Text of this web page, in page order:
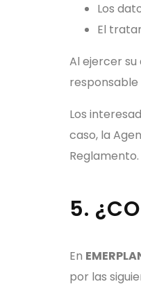
Los
El
Al ejercer
Los
caso, la
Reglamento.
5.
En
por las